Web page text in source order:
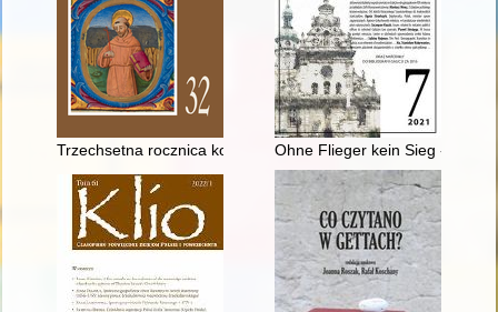
Trzechsetna rocznica konsekracji franciszkańskiego kościoła
Ohne Flieger kein Sieg - bez